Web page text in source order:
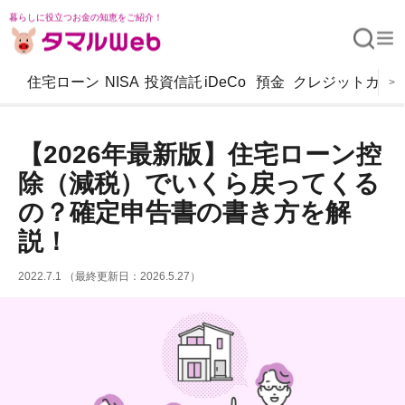
暮らしに役立つお金の知恵をご紹介！
住宅ローン NISA 投資信託 iDeCo 預金 クレジットカー
>
【2026年最新版】住宅ローン控
除（減税）でいくら戻ってくる
の？確定申告書の書き方を解
説！
2022.7.1 （最終更新日：2026.5.27）